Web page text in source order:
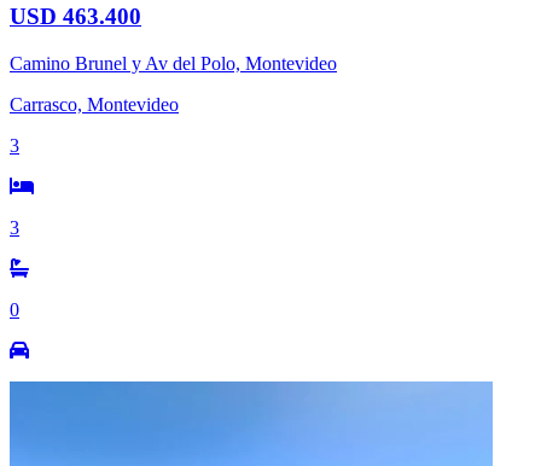
USD 463.400
Camino Brunel y Av del Polo, Montevideo
Carrasco, Montevideo
3
3
0